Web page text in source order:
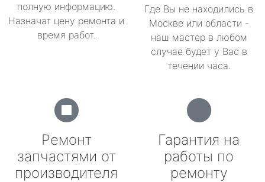
полную информацию.
Назначат цену ремонта и
время работ.
Где Вы не находились в
Москве или области -
наш мастер в любом
случае будет у Вас в
течении часа.
Ремонт
запчастями от
производителя
Гарантия на
работы по
ремонту